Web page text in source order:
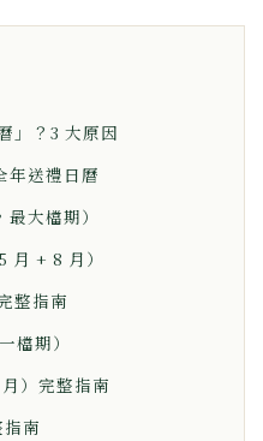
」？3 大原因
年送禮日曆
大檔期）
+ 8 月）
整指南
檔期）
）完整指南
南